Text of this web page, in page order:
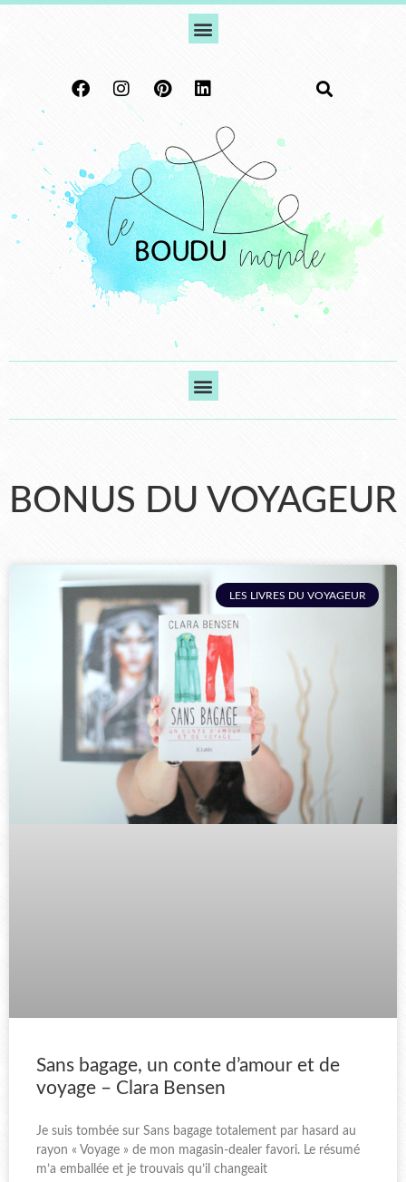
BONUS DU VOYAGEUR
LES LIVRES DU VOYAGEUR
Sans bagage, un conte d’amour et de
voyage – Clara Bensen
Je suis tombée sur Sans bagage totalement par hasard au
rayon « Voyage » de mon magasin-dealer favori. Le résumé
m’a emballée et je trouvais qu’il changeait